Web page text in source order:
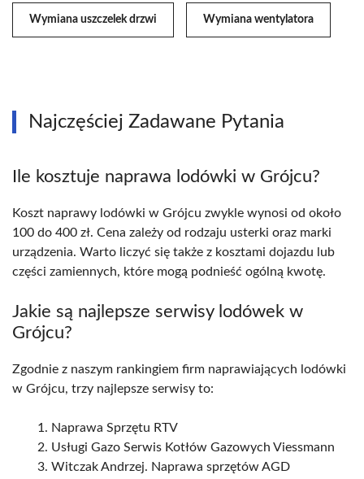
Wymiana uszczelek drzwi Wymiana wentylatora
Najczęściej Zadawane Pytania
Ile kosztuje naprawa lodówki w Grójcu?
Koszt naprawy lodówki w Grójcu zwykle wynosi od około
100 do 400 zł. Cena zależy od rodzaju usterki oraz marki
urządzenia. Warto liczyć się także z kosztami dojazdu lub
części zamiennych, które mogą podnieść ogólną kwotę.
Jakie są najlepsze serwisy lodówek w
Grójcu?
Zgodnie z naszym rankingiem firm naprawiających lodówki
w Grójcu, trzy najlepsze serwisy to:
Naprawa Sprzętu RTV
Usługi Gazo Serwis Kotłów Gazowych Viessmann
Witczak Andrzej. Naprawa sprzętów AGD